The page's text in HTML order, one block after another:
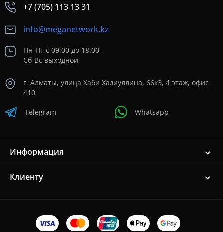
+7 (705) 113 13 31
info@meganetwork.kz
Пн-Пт с 09:00 до 18:00,
Сб-Вс выходной
г. Алматы, улица Хаби Халиуллина, 66кЗ, 4 этаж, офис
410
Telegram Whatsapp
Информация
Клиенту